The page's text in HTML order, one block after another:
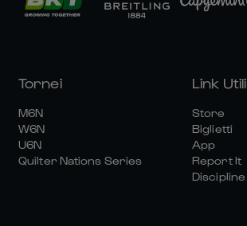
Tornei
M6N
W6N
U6N
Quilter Nations Series
Link Utili
Store
Biglietti
App
Report It
Discipline